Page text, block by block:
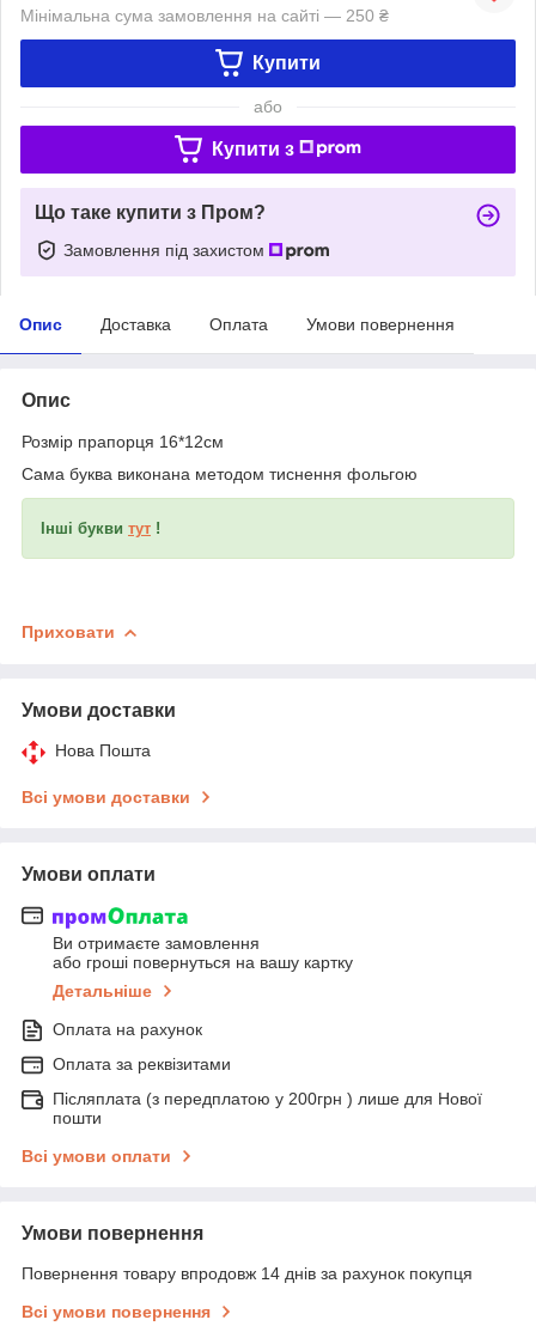
Мінімальна сума замовлення на сайті — 250 ₴
Купити
або
Купити з
Що таке купити з Пром?
Замовлення під захистом
Опис Доставка Оплата Умови повернення
Опис
Розмір прапорця 16*12см
Сама буква виконана методом тиснення фольгою
Інші букви тут !
Приховати
Умови доставки
Нова Пошта
Всі умови доставки
Умови оплати
Ви отримаєте замовлення
або гроші повернуться на вашу картку
Детальніше
Оплата на рахунок
Оплата за реквізитами
Післяплата (з передплатою у 200грн ) лише для Нової
пошти
Всі умови оплати
Умови повернення
Повернення товару впродовж 14 днів за рахунок покупця
Всі умови повернення